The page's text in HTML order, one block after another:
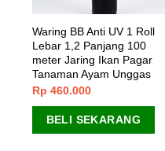
Waring BB Anti UV 1 Roll
Lebar 1,2 Panjang 100
meter Jaring Ikan Pagar
Tanaman Ayam Unggas
Rp 460.000
BELI SEKARANG